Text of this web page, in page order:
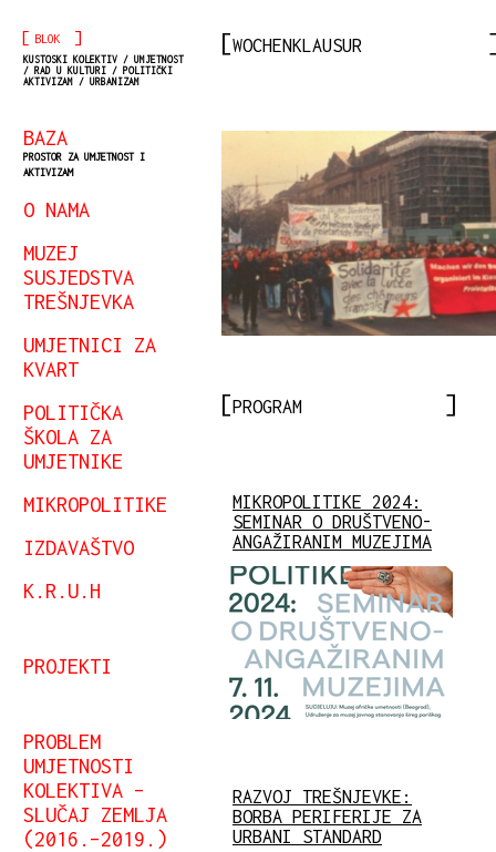
[ BLOK ]
KUSTOSKI KOLEKTIV / UMJETNOST
/ RAD U KULTURI / POLITIČKI
AKTIVIZAM / URBANIZAM
BAZA
PROSTOR ZA UMJETNOST I
AKTIVIZAM
O NAMA
MUZEJ
SUSJEDSTVA
TREŠNJEVKA
UMJETNICI ZA
KVART
POLITIČKA
ŠKOLA ZA
UMJETNIKE
MIKROPOLITIKE
IZDAVAŠTVO
K.R.U.H
PROJEKTI
PROBLEM
UMJETNOSTI
KOLEKTIVA –
SLUČAJ ZEMLJA
(2016.–2019.)
WOCHENKLAUSUR
PROGRAM
MIKROPOLITIKE 2024:
SEMINAR O DRUŠTVENO-
ANGAŽIRANIM MUZEJIMA
RAZVOJ TREŠNJEVKE:
BORBA PERIFERIJE ZA
URBANI STANDARD